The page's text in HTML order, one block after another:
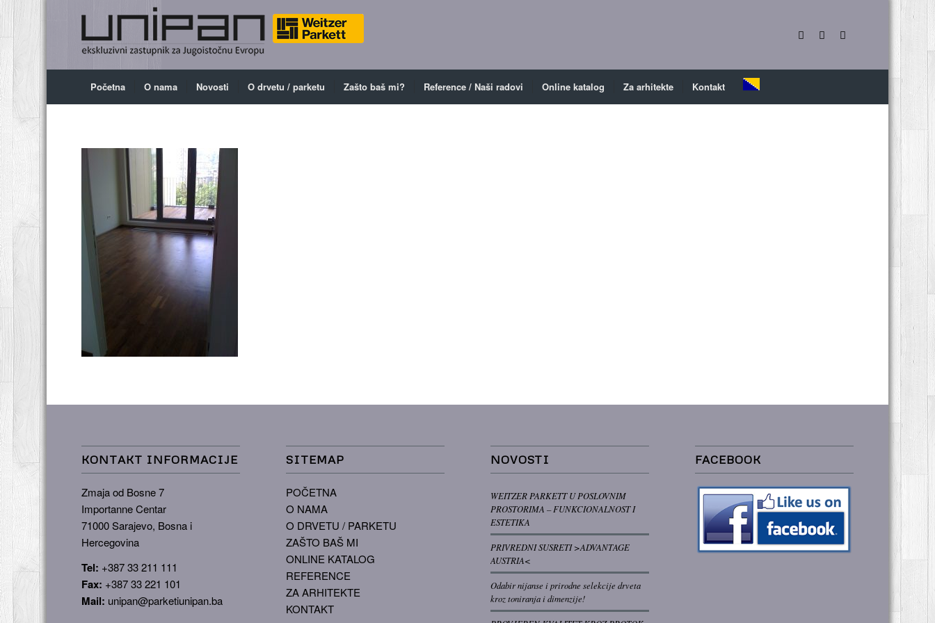
Početna O nama Novosti O drvetu / parketu Zašto baš mi? Reference / Naši radovi Online katalog Za arhitekte Kontakt
KONTAKT INFORMACIJE
Zmaja od Bosne 7
Importanne Centar
71000 Sarajevo, Bosna i
Hercegovina
Tel: +387 33 211 111
Fax: +387 33 221 101
Mail: unipan@parketiunipan.ba
SITEMAP
POČETNA
O NAMA
O DRVETU / PARKETU
ZAŠTO BAŠ MI
ONLINE KATALOG
REFERENCE
ZA ARHITEKTE
KONTAKT
NOVOSTI
WEITZER PARKETT U POSLOVNIM
PROSTORIMA – FUNKCIONALNOST I
ESTETIKA
PRIVREDNI SUSRETI >ADVANTAGE
AUSTRIA<
Odabir nijanse i prirodne selekcije drveta
kroz toniranja i dimenzije!
FACEBOOK